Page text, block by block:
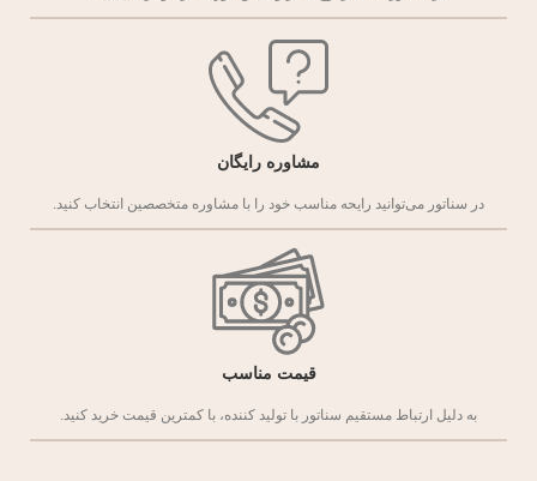
مشاوره رایگان
در سناتور می‌توانید رایحه مناسب خود را با مشاوره متخصصین انتخاب کنید.
قیمت مناسب
به دلیل ارتباط مستقیم سناتور با تولید کننده، با کمترین قیمت خرید کنید.